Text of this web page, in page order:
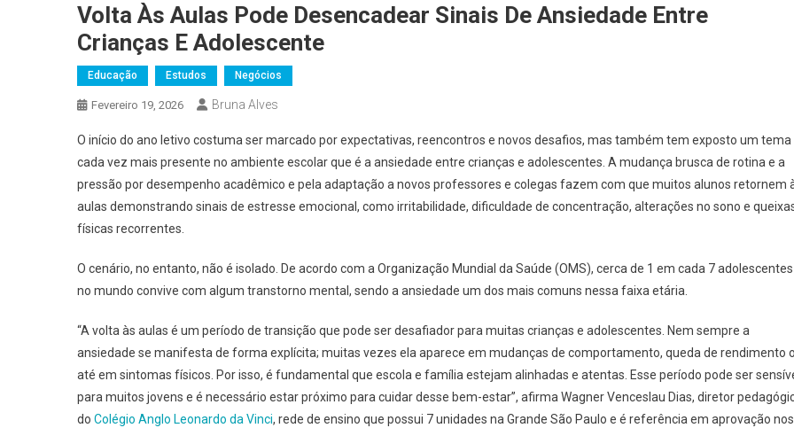
Volta Às Aulas Pode Desencadear Sinais De Ansiedade Entre
Crianças E Adolescente
Educação Estudos Negócios
Fevereiro 19, 2026 Bruna Alves
O início do ano letivo costuma ser marcado por expectativas, reencontros e novos desafios, mas também tem exposto um tema
cada vez mais presente no ambiente escolar que é a ansiedade entre crianças e adolescentes. A mudança brusca de rotina e a
pressão por desempenho acadêmico e pela adaptação a novos professores e colegas fazem com que muitos alunos retornem
aulas demonstrando sinais de estresse emocional, como irritabilidade, dificuldade de concentração, alterações no sono e
físicas recorrentes.
O cenário, no entanto, não é isolado. De acordo com a Organização Mundial da Saúde (OMS), cerca de 1 em cada 7 adolescentes
no mundo convive com algum transtorno mental, sendo a ansiedade um dos mais comuns nessa faixa etária.
“A volta às aulas é um período de transição que pode ser desafiador para muitas crianças e adolescentes. Nem sempre a
ansiedade se manifesta de forma explícita; muitas vezes ela aparece em mudanças de comportamento, queda de rendimento
até em sintomas físicos. Por isso, é fundamental que escola e família estejam alinhadas e atentas. Esse período pode ser
para muitos jovens e é necessário estar próximo para cuidar desse bem-estar”, afirma Wagner Venceslau Dias, diretor
do Colégio Anglo Leonardo da Vinci, rede de ensino que possui 7 unidades na Grande São Paulo e é referência em aprovação nos